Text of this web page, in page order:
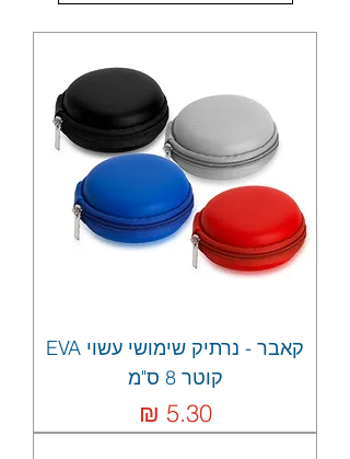
קאבר - נרתיק שימושי עשוי EVA
קוטר 8 ס"מ
מחיר‏5.30 ‏₪